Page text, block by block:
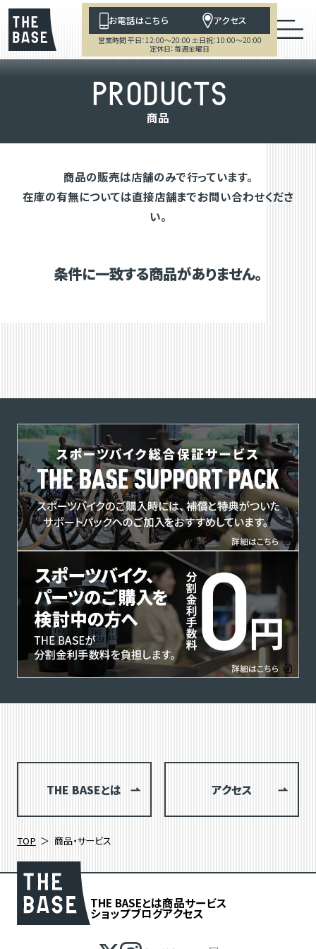
お電話はこちら アクセス
営業時間 平日：12:00～20:00 土日祝：10:00～20:00
定休日：毎週金曜日
PRODUCTS
商品
商品の販売は店舗のみで行っています。
在庫の有無については直接店舗までお問い合わせくださ
い。
条件に一致する商品がありません。
THE BASEとは アクセス
TOP 商品・サービス
THE BASEとは商品サービス
ショップブログアクセス